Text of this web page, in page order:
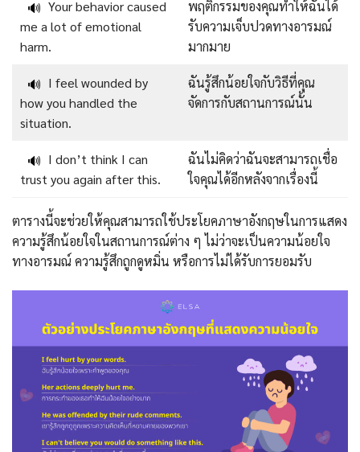
🔊 Your behavior caused
me a lot of emotional
harm.
พฤติกรรมของคุณทำให้ฉันได้
รับความเจ็บปวดทางอารมณ์
มากมาย
🔊 I feel wounded by
how you handled the
situation.
ฉันรู้สึกน้อยใจกับวิธีที่คุณ
จัดการกับสถานการณ์นั้น
🔊 I don’t think I can
trust you again after this.
ฉันไม่คิดว่าฉันจะสามารถเชื่อ
ใจคุณได้อีกหลังจากเรื่องนี้
ตารางนี้จะช่วยให้คุณสามารถใช้ประโยคภาษาอังกฤษในการแสดง
ความรู้สึกน้อยใจในสถานการณ์ต่าง ๆ ไม่ว่าจะเป็นความน้อยใจ
ทางอารมณ์ ความรู้สึกถูกดูหมิ่น หรือการไม่ได้รับการยอมรับ